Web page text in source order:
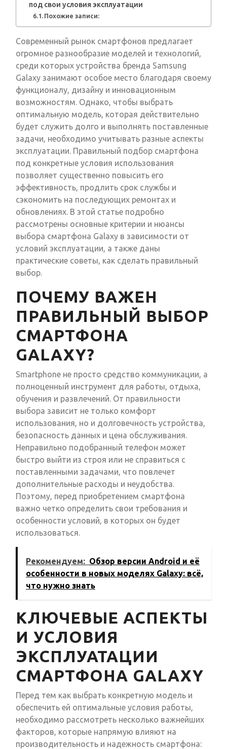
под свои условия эксплуатации
Похожие записи:
Современный рынок смартфонов предлагает
огромное разнообразие моделей и технологий,
среди которых устройства бренда Samsung
Galaxy занимают особое место благодаря своему
функционалу, дизайну и инновационным
возможностям. Однако, чтобы выбрать
оптимальную модель, которая действительно
будет служить долго и выполнять поставленные
задачи, необходимо учитывать разные аспекты
эксплуатации. Правильный подбор смартфона
под конкретные условия использования
позволяет существенно повысить его
эффективность, продлить срок службы и
сэкономить на последующих ремонтах и
обновлениях. В этой статье подробно
рассмотрены основные критерии и нюансы
выбора смартфона Galaxy в зависимости от
условий эксплуатации, а также даны
практические советы, как сделать правильный
выбор.
ПОЧЕМУ ВАЖЕН
ПРАВИЛЬНЫЙ ВЫБОР
СМАРТФОНА
GALAXY?
Smartphone не просто средство коммуникации, а
полноценный инструмент для работы, отдыха,
обучения и развлечений. От правильности
выбора зависит не только комфорт
использования, но и долговечность устройства,
безопасность данных и цена обслуживания.
Неправильно подобранный телефон может
быстро выйти из строя или не справиться с
поставленными задачами, что повлечет
дополнительные расходы и неудобства.
Поэтому, перед приобретением смартфона
важно четко определить свои требования и
особенности условий, в которых он будет
использоваться.
Рекомендуем: Обзор версии Android и её
особенности в новых моделях Galaxy: всё,
что нужно знать
КЛЮЧЕВЫЕ АСПЕКТЫ
И УСЛОВИЯ
ЭКСПЛУАТАЦИИ
СМАРТФОНА GALAXY
Перед тем как выбрать конкретную модель и
обеспечить ей оптимальные условия работы,
необходимо рассмотреть несколько важнейших
факторов, которые напрямую влияют на
производительность и надежность смартфона: